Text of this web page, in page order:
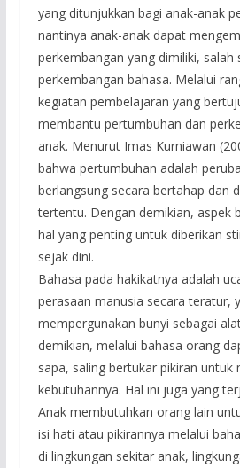
yang ditunjukkan bagi anak-anak
nantinya anak-anak dapat
perkembangan yang dimiliki, salah
perkembangan bahasa. Melalui
kegiatan pembelajaran yang
membantu pertumbuhan dan
anak. Menurut Imas Kurniawan
bahwa pertumbuhan adalah
berlangsung secara bertahap dan
tertentu. Dengan demikian, aspek
hal yang penting untuk diberikan
sejak dini.
Bahasa pada hakikatnya adalah
perasaan manusia secara teratur,
mempergunakan bunyi sebagai
demikian, melalui bahasa orang
sapa, saling bertukar pikiran untuk
kebutuhannya. Hal ini juga yang
Anak membutuhkan orang lain
isi hati atau pikirannya melalui
di lingkungan sekitar anak,